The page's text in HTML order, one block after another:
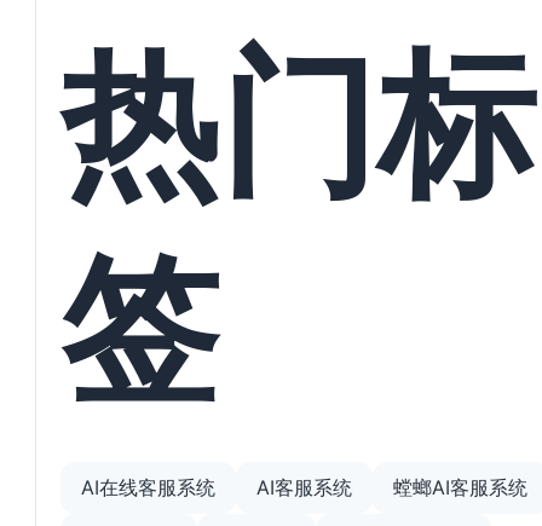
热门标
签
AI在线客服系统 AI客服系统 螳螂AI客服系统